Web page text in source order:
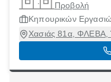
Προβολή
Κηπουρικών
Χασιάς 81α, ΦΛΕΒΑ,